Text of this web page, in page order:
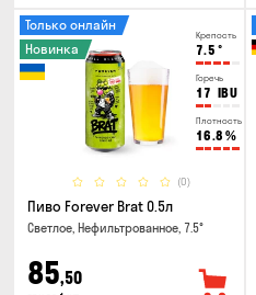
Крепость
7.5 °
Горечь
17 IBU
Плотность
16.8 %
(0)
Только онлайн
Новинка
Пиво Forever Brat 0.5л
Светлое, Нефильтрованное, 7.5°
85,50